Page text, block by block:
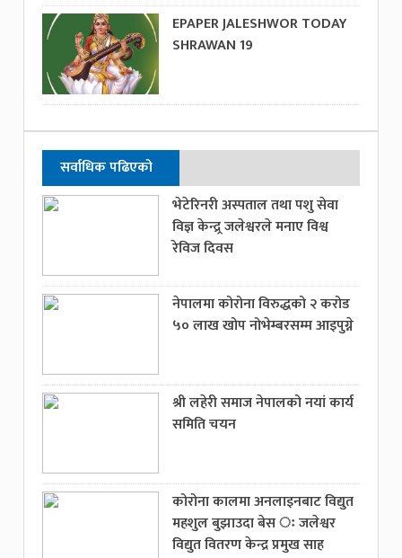
EPAPER JALESHWOR TODAY
SHRAWAN 19
सर्वाधिक पढिएको
भेटेरिनरी अस्पताल तथा पशु सेवा
विज्ञ केन्द्र्र जलेश्वरले मनाए विश्व
रेविज दिवस
नेपालमा कोरोना विरुद्धको २ करोड
५० लाख खोप नोभेम्बरसम्म आइपुग्ने
श्री लहेरी समाज नेपालको नयां कार्य
समिति चयन
कोरोना कालमा अनलाइनबाट विद्युत
महशुल बुझाउदा बेस ः जलेश्वर
विद्युत वितरण केन्द्र प्रमुख साह